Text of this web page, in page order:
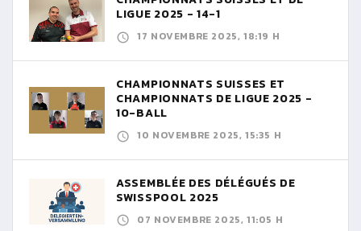
LIGUE 2025 - 14-1
17 NOVEMBRE 2025, 18:19 H
CHAMPIONNATS SUISSES ET
CHAMPIONNATS DE LIGUE 2025 -
10-BALL
10 NOVEMBRE 2025, 15:35 H
ASSEMBLÉE DES DÉLÉGUÉS DE
SWISSPOOL 2025
07 NOVEMBRE 2025, 11:05 H